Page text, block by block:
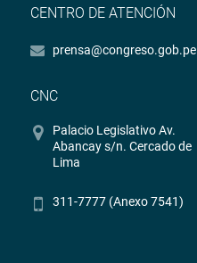
CENTRO DE ATENCIÓN
prensa@congreso.gob.pe
CNC
Palacio Legislativo Av.
Abancay s/n. Cercado de
Lima
311-7777 (Anexo 7541)